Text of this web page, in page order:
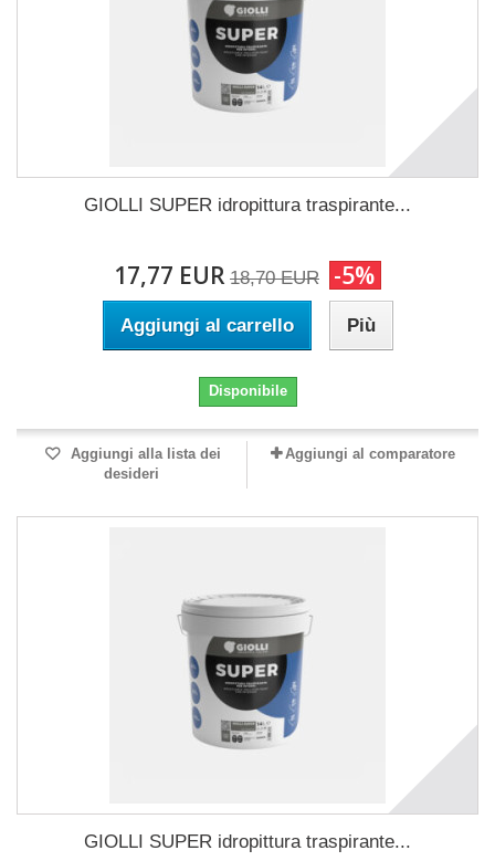
GIOLLI SUPER idropittura traspirante...
17,77 EUR 18,70 EUR -5%
Aggiungi al carrello Più
Disponibile
Aggiungi alla lista dei
desideri
Aggiungi al comparatore
GIOLLI SUPER idropittura traspirante...